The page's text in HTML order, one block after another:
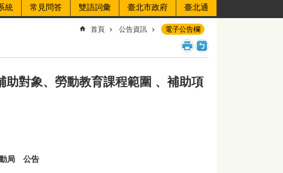
統 常見問答 雙語詞彙 臺北市政府 臺北通
首頁 公告資訊 電子公告欄
對象、勞動教育課程範圍 、補助項
動局 公告